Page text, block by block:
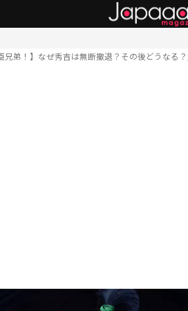
兄弟！】なぜ秀吉は無断撤退？その後どうなる